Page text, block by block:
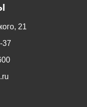
21
37